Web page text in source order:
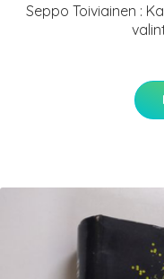
Seppo Toiviainen :